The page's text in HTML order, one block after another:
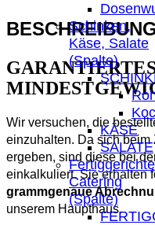
Schinken,
Käse, Salate
(Spalte)
KÄSE
SALATE
Catering
(Spalte)
Wir versuchen, die
einzuhalten. Da sich
ergeben, sind diese bei
einkalkuliert. Sie erhalten
grammgenaue
unserem Haupthaus.